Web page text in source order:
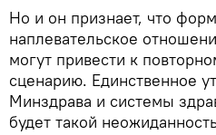
Но и он признает, что
наплевательское
могут привести к
сценарию. Единственное
Минздрава и системы
будет такой